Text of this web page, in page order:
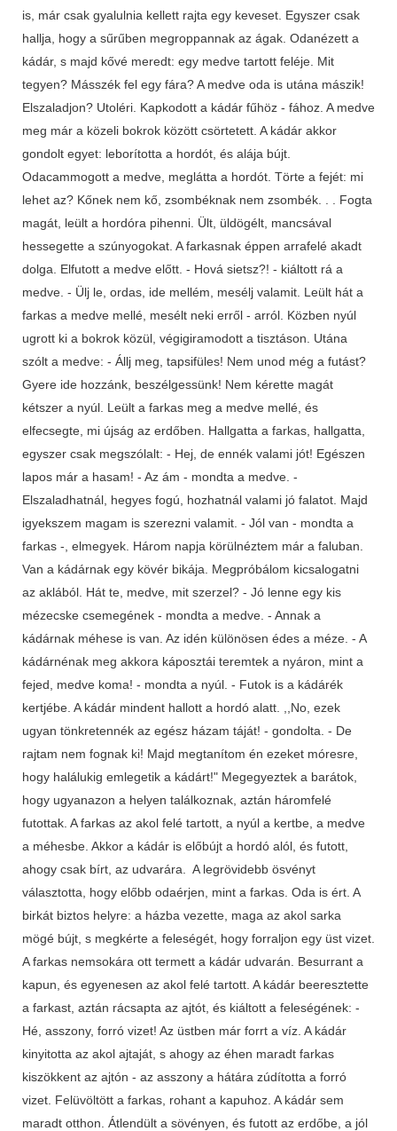
is, már csak gyalulnia kellett rajta egy keveset. Egyszer csak
hallja, hogy a sűrűben megroppannak az ágak. Odanézett a
kádár, s majd kővé meredt: egy medve tartott feléje. Mit
tegyen? Másszék fel egy fára? A medve oda is utána mászik!
Elszaladjon? Utoléri. Kapkodott a kádár fűhöz - fához. A medve
meg már a közeli bokrok között csörtetett. A kádár akkor
gondolt egyet: leborította a hordót, és alája bújt.
Odacammogott a medve, meglátta a hordót. Törte a fejét: mi
lehet az? Kőnek nem kő, zsombéknak nem zsombék. . . Fogta
magát, leült a hordóra pihenni. Ült, üldögélt, mancsával
hessegette a szúnyogokat. A farkasnak éppen arrafelé akadt
dolga. Elfutott a medve előtt. - Hová sietsz?! - kiáltott rá a
medve. - Ülj le, ordas, ide mellém, mesélj valamit. Leült hát a
farkas a medve mellé, mesélt neki erről - arról. Közben nyúl
ugrott ki a bokrok közül, végigiramodott a tisztáson. Utána
szólt a medve: - Állj meg, tapsifüles! Nem unod még a futást?
Gyere ide hozzánk, beszélgessünk! Nem kérette magát
kétszer a nyúl. Leült a farkas meg a medve mellé, és
elfecsegte, mi újság az erdőben. Hallgatta a farkas, hallgatta,
egyszer csak megszólalt: - Hej, de ennék valami jót! Egészen
lapos már a hasam! - Az ám - mondta a medve. -
Elszaladhatnál, hegyes fogú, hozhatnál valami jó falatot. Majd
igyekszem magam is szerezni valamit. - Jól van - mondta a
farkas -, elmegyek. Három napja körülnéztem már a faluban.
Van a kádárnak egy kövér bikája. Megpróbálom kicsalogatni
az aklából. Hát te, medve, mit szerzel? - Jó lenne egy kis
mézecske csemegének - mondta a medve. - Annak a
kádárnak méhese is van. Az idén különösen édes a méze. - A
kádárnénak meg akkora káposztái teremtek a nyáron, mint a
fejed, medve koma! - mondta a nyúl. - Futok is a kádárék
kertjébe. A kádár mindent hallott a hordó alatt. ,,No, ezek
ugyan tönkretennék az egész házam táját! - gondolta. - De
rajtam nem fognak ki! Majd megtanítom én ezeket móresre,
hogy halálukig emlegetik a kádárt!" Megegyeztek a barátok,
hogy ugyanazon a helyen találkoznak, aztán háromfelé
futottak. A farkas az akol felé tartott, a nyúl a kertbe, a medve
a méhesbe. Akkor a kádár is előbújt a hordó alól, és futott,
ahogy csak bírt, az udvarára. A legrövidebb ösvényt
választotta, hogy előbb odaérjen, mint a farkas. Oda is ért. A
birkát biztos helyre: a házba vezette, maga az akol sarka
mögé bújt, s megkérte a feleségét, hogy forraljon egy üst vizet.
A farkas nemsokára ott termett a kádár udvarán. Besurrant a
kapun, és egyenesen az akol felé tartott. A kádár beeresztette
a farkast, aztán rácsapta az ajtót, és kiáltott a feleségének: -
Hé, asszony, forró vizet! Az üstben már forrt a víz. A kádár
kinyitotta az akol ajtaját, s ahogy az éhen maradt farkas
kiszökkent az ajtón - az asszony a hátára zúdította a forró
vizet. Felüvöltött a farkas, rohant a kapuhoz. A kádár sem
maradt otthon. Átlendült a sövényen, és futott az erdőbe, a jól